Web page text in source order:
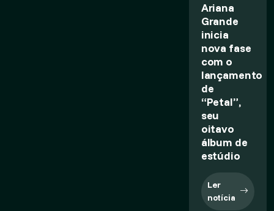
Ariana
Grande
inicia
nova fase
com o
lançamento
de
“Petal”,
seu
oitavo
álbum de
estúdio
Ler
notícia